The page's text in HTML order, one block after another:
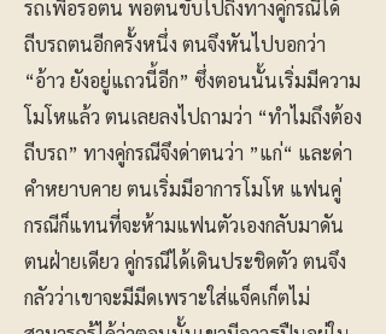
รถเพื่อรอตน พอตนขับไปถึงทางคู่กรณีได้
ถีบรถตนอีกครั้งหนึ่ง ตนจึงหันไปบอกว่า
“อ้าว ยังอยู่แถวนี้อีก” ซึ่งตอนนั้นเริ่มมีความ
โมโหแล้ว ตนเลยลงไปถามว่า “ทำไมถึงต้อง
ถีบรถ” ทางคู่กรณีจึงด่าตนว่า ”แก่“ และด่า
คำหยาบคาย ตนเริ่มมีอาการโมโห แฟนคู่
กรณีก็แทนที่จะห้ามแฟนตัวเองกลับมาดัน
ตนฝ่ายเดียว คู่กรณีได้เดินประชิดตัว ตนจึง
กลัวว่าเขาจะมีมีดเพราะใส่แจ็คเก็ตไม่